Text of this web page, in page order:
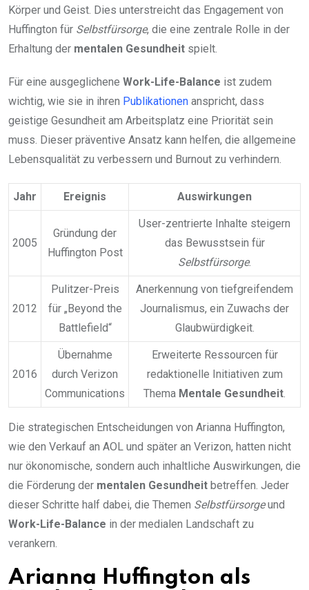
Körper und Geist. Dies unterstreicht das Engagement von
Huffington für Selbstfürsorge, die eine zentrale Rolle in der
Erhaltung der mentalen Gesundheit spielt.
Für eine ausgeglichene Work-Life-Balance ist zudem
wichtig, wie sie in ihren Publikationen anspricht, dass
geistige Gesundheit am Arbeitsplatz eine Priorität sein
muss. Dieser präventive Ansatz kann helfen, die allgemeine
Lebensqualität zu verbessern und Burnout zu verhindern.
Jahr Ereignis Auswirkungen
2005
Gründung der
Huffington Post
User-zentrierte Inhalte steigern
das Bewusstsein für
Selbstfürsorge.
2012
Pulitzer-Preis
für „Beyond the
Battlefield“
Anerkennung von tiefgreifendem
Journalismus, ein Zuwachs der
Glaubwürdigkeit.
2016
Übernahme
durch Verizon
Communications
Erweiterte Ressourcen für
redaktionelle Initiativen zum
Thema Mentale Gesundheit
Die strategischen Entscheidungen von Arianna Huffington,
wie den Verkauf an AOL und später an Verizon, hatten nicht
nur ökonomische, sondern auch inhaltliche Auswirkungen, die
die Förderung der mentalen Gesundheit betreffen. Jeder
dieser Schritte half dabei, die Themen Selbstfürsorgeund
Work-Life-Balance in der medialen Landschaft zu
verankern.
Arianna Huffington als